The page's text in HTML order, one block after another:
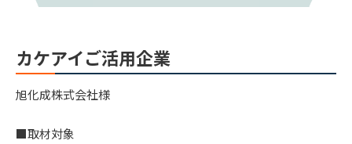
カケアイご活用企業
旭化成株式会社様
■取材対象